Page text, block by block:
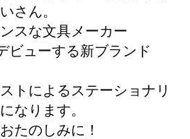
さん。
スな文具メーカー
ビューする新ブランド
トによるステーショナリ
なります。
たのしみに！